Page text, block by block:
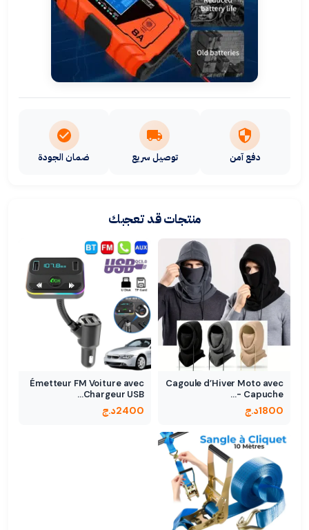
دفع آمن توصيل سريع ضمان الجودة
منتجات قد تعجبك
Cagoule d’Hiver Moto avec
Capuche -…
1800د.ج
Émetteur FM Voiture avec
Chargeur USB…
2400د.ج